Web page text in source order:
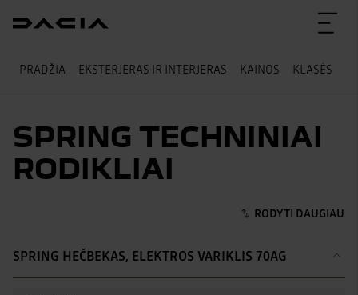
PRADŽIA EKSTERJERAS IR INTERJERAS KAINOS KLASĖS
SPRING TECHNINIAI
RODIKLIAI
SPRING HEČBEKAS, ELEKTROS VARIKLIS 70AG